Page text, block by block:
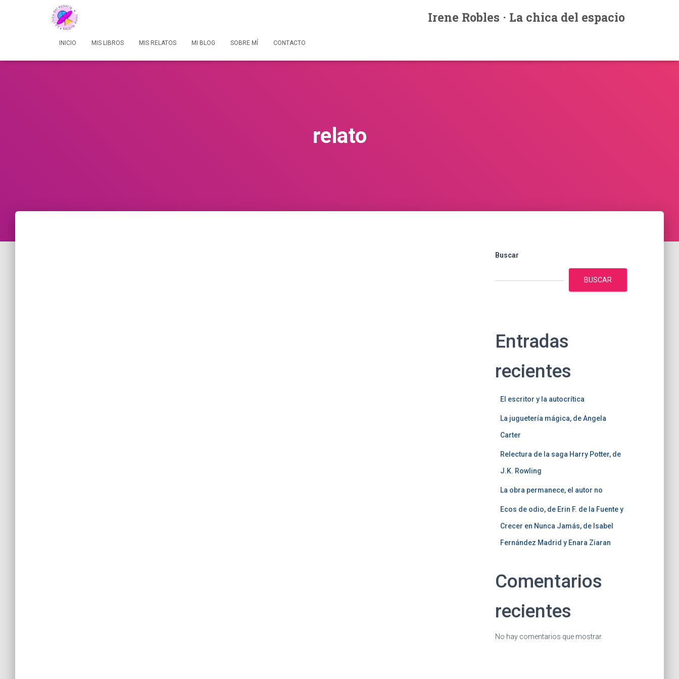
Irene Robles · La chica del espacio
INICIO MIS LIBROS MIS RELATOS MI BLOG SOBRE MÍ CONTACTO
relato
Buscar
BUSCAR
Entradas
recientes
El escritor y la autocrítica
La juguetería mágica, de Angela
Carter
Relectura de la saga Harry Potter, de
J.K. Rowling
La obra permanece, el autor no
Ecos de odio, de Erin F. de la Fuente y
Crecer en Nunca Jamás, de Isabel
Fernández Madrid y Enara Ziaran
Comentarios
recientes
No hay comentarios que mostrar.